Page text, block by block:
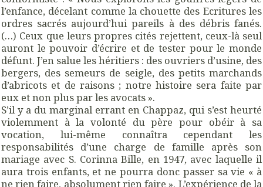
l’enfance, décelant comme la chouette des Ecritures les
ordres sacrés aujourd’hui pareils à des débris fanés.
(…) Ceux que leurs propres cités rejettent, ceux-là seul
auront le pouvoir d’écrire et de tester pour le monde
défunt. J’en salue les héritiers : des ouvriers d’usine, des
bergers, des semeurs de seigle, des petits marchands
d’abricots et de raisons ; notre histoire sera faite par
eux et non plus par les avocats ».
S’il y a du marginal errant en Chappaz, qui s’est heurté
violemment à la volonté du père pour obéir à sa
vocation, lui-même connaîtra cependant les
responsabilités d’une charge de famille après son
mariage avec S. Corinna Bille, en 1947, avec laquelle il
aura trois enfants, et ne pourra donc passer sa vie « à
ne rien faire, absolument rien faire ». L’expérience de la